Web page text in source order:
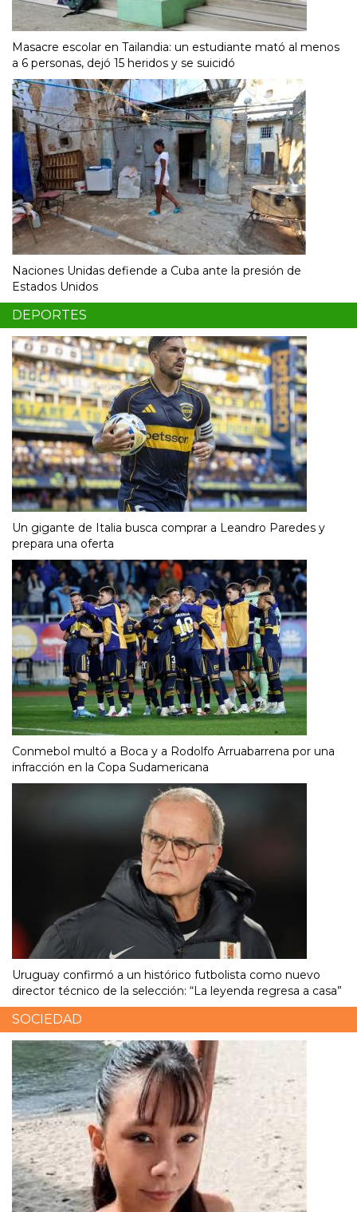
Masacre escolar en Tailandia: un estudiante mató al menos
a 6 personas, dejó 15 heridos y se suicidó
Naciones Unidas defiende a Cuba ante la presión de
Estados Unidos
DEPORTES
Un gigante de Italia busca comprar a Leandro Paredes y
prepara una oferta
Conmebol multó a Boca y a Rodolfo Arruabarrena por una
infracción en la Copa Sudamericana
Uruguay confirmó a un histórico futbolista como nuevo
director técnico de la selección: “La leyenda regresa a casa”
SOCIEDAD